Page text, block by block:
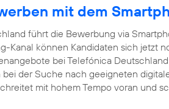
mit dem
führt die Bewerbung via
Kanal können Kandidaten sich jetzt
bei Telefónica
der Suche nach geeigneten
mit hohem Tempo voran und